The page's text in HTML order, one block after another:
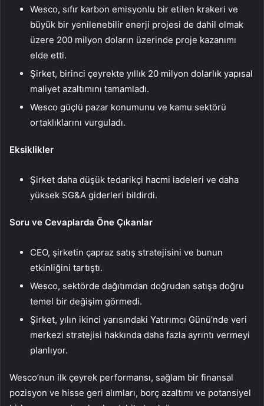
Wesco, sıfır karbon emisyonlu bir etilen krakeri ve
büyük bir yenilenebilir enerji projesi de dahil olmak
üzere 200 milyon doların üzerinde proje kazanımı
elde etti.
Şirket, birinci çeyrekte yıllık 20 milyon dolarlık yapısal
maliyet azaltımını tamamladı.
Wesco güçlü pazar konumunu ve kamu sektörü
ortaklıklarını vurguladı.
Eksiklikler
Şirket daha düşük tedarikçi hacmi iadeleri ve daha
yüksek SG&A giderleri bildirdi.
Soru ve Cevaplarda Öne Çıkanlar
CEO, şirketin çapraz satış stratejisini ve bunun
etkinliğini tartıştı.
Wesco, sektörde dağıtımdan doğrudan satışa doğru
temel bir değişim görmedi.
Şirket, yılın ikinci yarısındaki Yatırımcı Günü’nde veri
merkezi stratejisi hakkında daha fazla ayrıntı vermeyi
planlıyor.
Wesco’nun ilk çeyrek performansı, sağlam bir finansal
pozisyon ve hisse geri alımları, borç azaltımı ve potansiyel